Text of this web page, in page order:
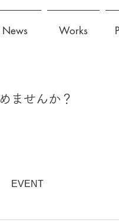
News Works
ませんか？
EVENT